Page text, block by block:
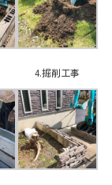
4.掘削工事